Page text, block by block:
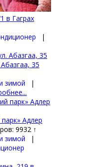
в Гаграх
|
35
|
Адлер
9932 ↑
|